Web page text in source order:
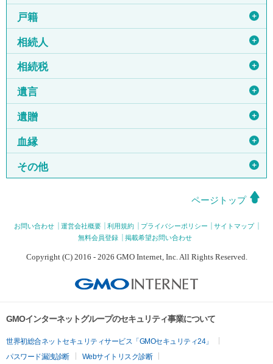
戸籍 ＋
相続人 ＋
相続税 ＋
遺言 ＋
遺贈 ＋
血縁 ＋
その他 ＋
ページトップ
お問い合わせ 運営会社概要 利用規約 プライバシーポリシー
サイトマップ
無料会員登録
掲載希望お問い合わせ
Copyright (C) 2016 - 2026 GMO Internet, Inc. All Rights Reserved.
GMOインターネットグループのセキュリティ事業について
世界初総合ネットセキュリティサービス「GMOセキュリティ24」
パスワード漏洩診断
Webサイトリスク診断